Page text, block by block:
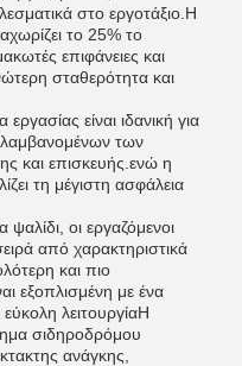
στο εργοτάξιο.Η
το 25% το
επιφάνειες και
σταθερότητα και
είναι ιδανική για
των
και επισκευής.ενώ η
τη μέγιστη ασφάλεια
οι εργαζόμενοι
από χαρακτηριστικά
και πιο
εξοπλισμένη με ένα
λειτουργίαΗ
σιδηροδρόμου
ανάγκης,